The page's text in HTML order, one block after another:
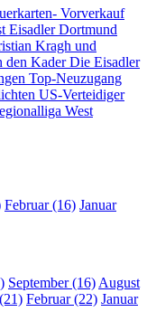
Vorverkauf
Eisadler Dortmund
Kragh und
den KaderDie Eisadler
Top-Neuzugang
US-Verteidiger
West
Februar (16) Januar
September (16) August
Februar (22) Januar